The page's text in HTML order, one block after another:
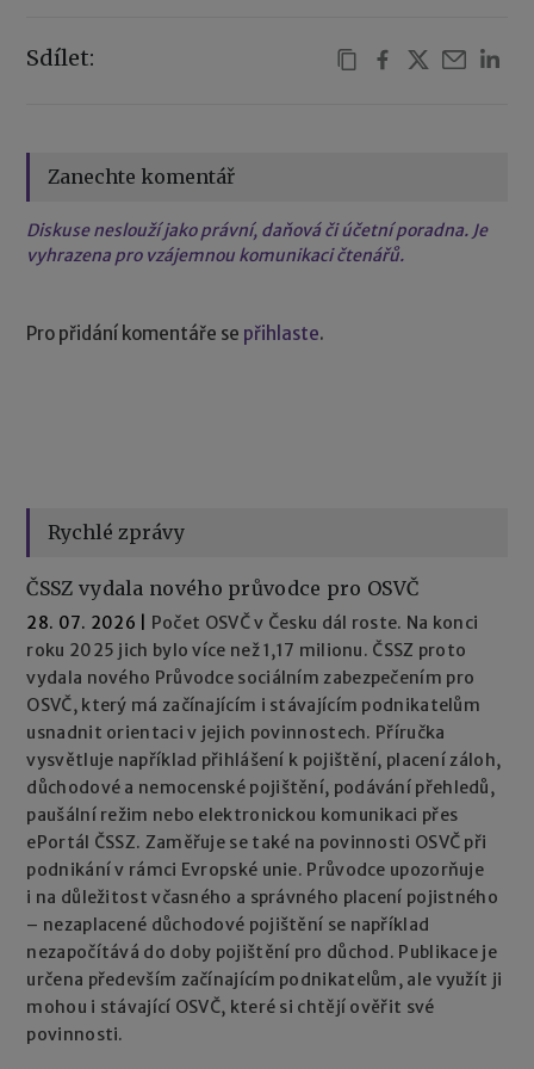
Sdílet:
Zanechte komentář
Diskuse neslouží jako právní, daňová či účetní poradna. Je
vyhrazena pro vzájemnou komunikaci čtenářů.
Pro přidání komentáře se přihlaste.
Rychlé zprávy
ČSSZ vydala nového průvodce pro OSVČ
28. 07. 2026
Počet OSVČ v Česku dál roste. Na konci
roku 2025 jich bylo více než 1,17 milionu. ČSSZ proto
vydala nového Průvodce sociálním zabezpečením pro
OSVČ, který má začínajícím i stávajícím podnikatelům
usnadnit orientaci v jejich povinnostech. Příručka
vysvětluje například přihlášení k pojištění, placení záloh,
důchodové a nemocenské pojištění, podávání přehledů,
paušální režim nebo elektronickou komunikaci přes
ePortál ČSSZ. Zaměřuje se také na povinnosti OSVČ při
podnikání v rámci Evropské unie. Průvodce upozorňuje
i na důležitost včasného a správného placení pojistného
– nezaplacené důchodové pojištění se například
nezapočítává do doby pojištění pro důchod. Publikace je
určena především začínajícím podnikatelům, ale využít ji
mohou i stávající OSVČ, které si chtějí ověřit své
povinnosti.